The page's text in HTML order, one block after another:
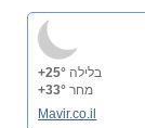
בלילה +25°
מחר +33°
Mavir.co.il